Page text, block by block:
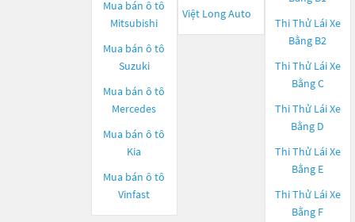
Mua bán ô tô
Mitsubishi
Mua bán ô tô
Suzuki
Mua bán ô tô
Mercedes
Mua bán ô tô
Kia
Mua bán ô tô
Vinfast
Việt Long Auto
Thi Thử Lái Xe
Bằng B2
Thi Thử Lái Xe
Bằng C
Thi Thử Lái Xe
Bằng D
Thi Thử Lái Xe
Bằng E
Thi Thử Lái Xe
Bằng F